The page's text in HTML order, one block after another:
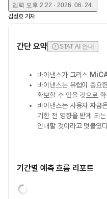
입력 오후 2:22 · 2026. 06. 24.
김정호 기자
간단 요약 STAT AI 안내
바이낸스가 그리스
바이낸스는 유럽이 중요
확보할 수 있을 것으로
바이낸스는 사용자자금
기한 전 영향을 받게 되
안내할 것이라고 덧붙였
기간별 예측 흐름 리포트